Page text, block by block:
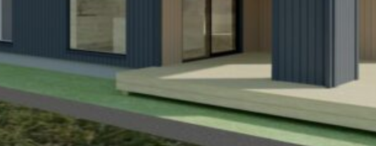
Upea yli 200-sivuinen talokirja!
Tilaa esite